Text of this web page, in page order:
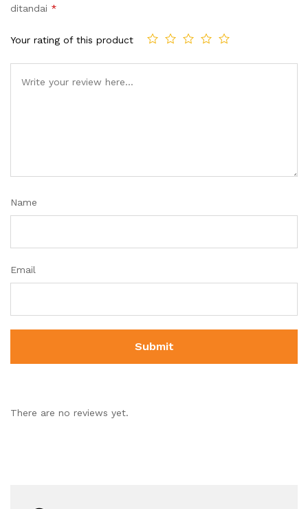
ditandai *
Your rating of this product
Name
Email
There are no reviews yet.